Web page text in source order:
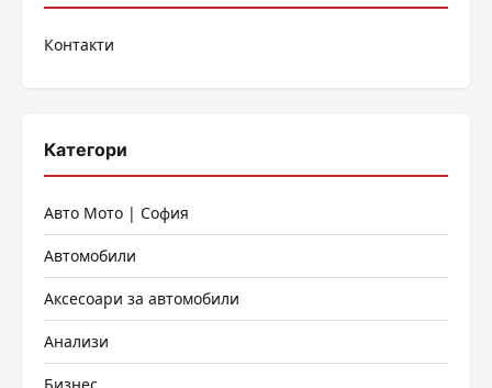
Контакти
Категори
Авто Мото | София
Автомобили
Аксесоари за автомобили
Анализи